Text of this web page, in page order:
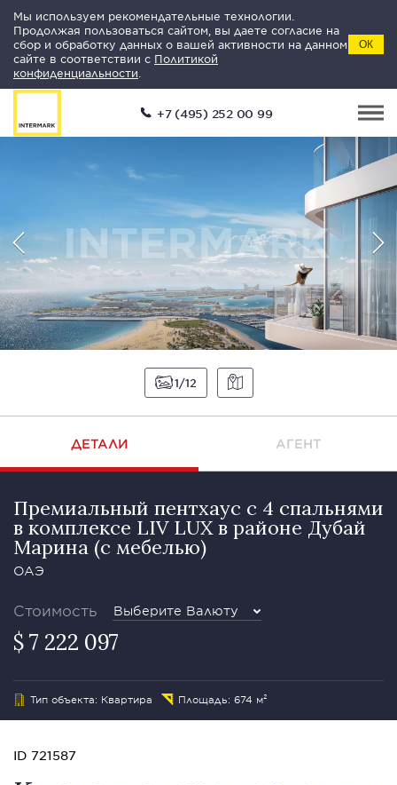
Мы используем рекомендательные технологии.
Продолжая пользоваться сайтом, вы даете согласие на
сбор и обработку данных о вашей активности на данном
сайте в соответствии с Политикой
конфиденциальности
ОК
+7 (495) 252 00 99
1 12
ДЕТАЛИ АГЕНТ
Премиальный пентхаус с 4 спальнями
в комплексе LIV LUX в районе Дубай
Марина (с мебелью)
ОАЭ
Стоимость Выберите Валюту
$ 7 222 097
Тип объекта: Квартира Площадь: 674 м²
ID 721587